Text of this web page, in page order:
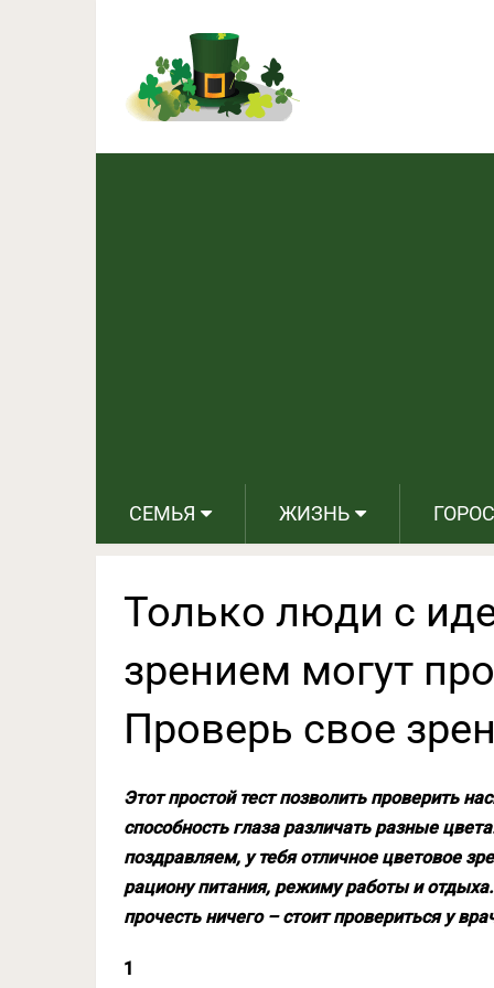
СЕМЬЯ ЖИЗНЬ
Только люди c
Только люди c
зрением могут
Проверь свое
Этот простой тест позволить проверить
способность глаза различать разные
поздравляем, у тебя отличное цветовое
рациону питания, режиму работы и
прочесть ничего – стоит провериться у
1